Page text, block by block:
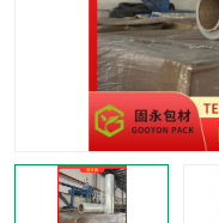
托盘捆绑带